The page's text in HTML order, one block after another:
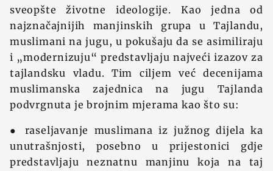
sveopšte životne ideologije. Kao jedna od
najznačajnijih manjinskih grupa u Tajlandu,
muslimani na jugu, u pokušaju da se asimiliraju
i „modernizuju“ predstavljaju najveći izazov za
tajlandsku vladu. Tim ciljem već decenijama
muslimanska zajednica na jugu Tajlanda
podvrgnuta je brojnim mjerama kao što su:
● raseljavanje muslimana iz južnog dijela ka
unutrašnjosti, posebno u prijestonici gdje
predstavljaju neznatnu manjinu koja na taj